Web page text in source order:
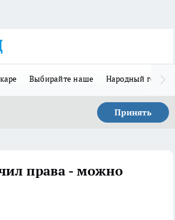
Выбирайте наше Народный герой
Принять
права - можно